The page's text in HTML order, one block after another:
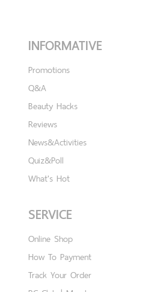
INFORMATIVE
Promotions
Q&A
Beauty Hacks
Reviews
News&Activities
Quiz&Poll
What's Hot
SERVICE
Online Shop
How To Payment
Track Your Order